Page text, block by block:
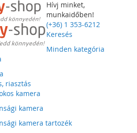
Hívj minket,
munkaidőben!
(+36) 1 353-6212
Keresés
Minden kategória
riasztás
kamera
kamera
kamera tartozék